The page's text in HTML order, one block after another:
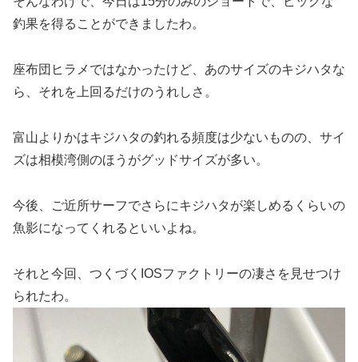
釣果を得ることができましたわ。
座布団ヒラメではなかったけど、あのサイズのキジハタな
ら、それを上回るだけのうれしさ。
富山よりかはキジハタの釣れる頻度は少ないものの、サイ
ズは相模湾側のほうがグッドサイズが多い。
今後、ご近所サーフでさらにキジハタが楽しめるくらいの
魚影になってくれるといいよね。
それと今回、つくづくIOSファクトリーの凄さを見せつけ
られたわ。